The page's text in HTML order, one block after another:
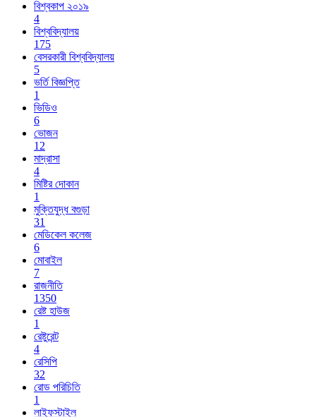
বিশ্বকাপ ২০১৯
4
বিশ্ববিদ্যালয়
175
বেসরকারী বিশ্ববিদ্যালয়
5
ভর্তি বিজ্ঞপ্তি
1
ভিডিও
6
ভোজন
12
মাদ্রাসা
4
মিষ্টির দোকান
1
মুক্তিযুদ্ধ বগুড়া
31
মেডিকেল কলেজ
6
মোবাইল
7
রাজনীতি
1350
রেষ্ট হাউজ
1
রেষ্টুরেন্ট
4
রেসিপি
32
রোড পরিচিতি
1
লাইফস্টাইল